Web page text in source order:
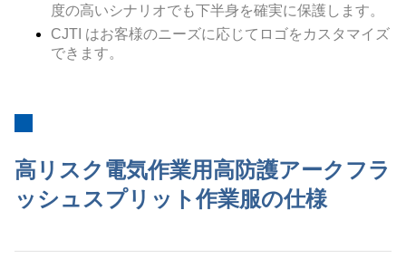
度の高いシナリオでも下半身を確実に保護します。
CJTI はお客様のニーズに応じてロゴをカスタマイズ
できます。
高リスク電気作業用高防護アークフラ
ッシュスプリット作業服の仕様